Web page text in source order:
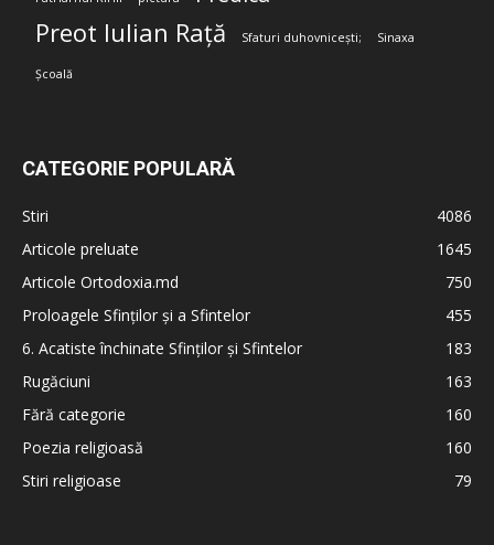
Preot Iulian Rață Sfaturi duhovnicești; Sinaxa
Școală
CATEGORIE POPULARĂ
Stiri
4086
Articole preluate
1645
Articole Ortodoxia.md
750
Proloagele Sfinților și a Sfintelor
455
6. Acatiste închinate Sfinților și Sfintelor
183
Rugăciuni
163
Fără categorie
160
Poezia religioasă
160
Stiri religioase
79